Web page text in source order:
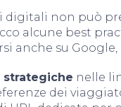
digitali non può
alcune best
anche su
strategiche nelle
dei